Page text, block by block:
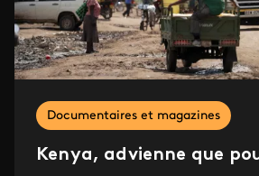
Documentaires et magazines
Kenya, advienne que